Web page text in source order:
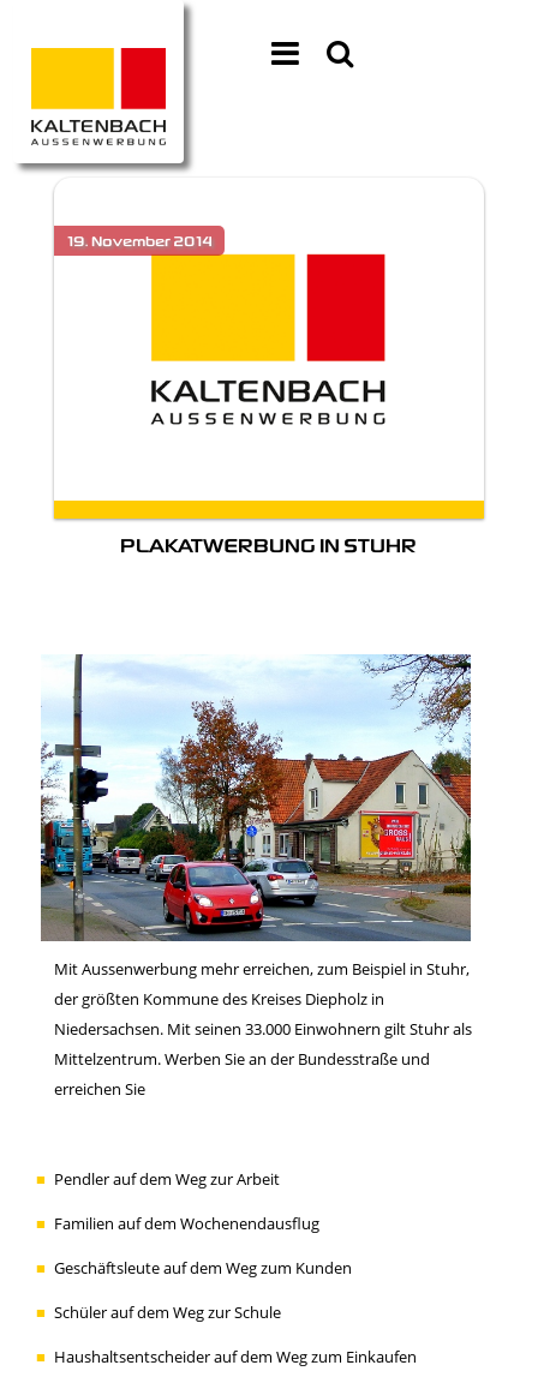
PLAKATWERBUNG IN STUHR
Mit Aussenwerbung mehr erreichen, zum Beispiel in Stuhr,
der größten Kommune des Kreises Diepholz in
Niedersachsen. Mit seinen 33.000 Einwohnern gilt Stuhr als
Mittelzentrum. Werben Sie an der Bundesstraße und
erreichen Sie
Pendler auf dem Weg zur Arbeit
Familien auf dem Wochenendausflug
Geschäftsleute auf dem Weg zum Kunden
Schüler auf dem Weg zur Schule
Haushaltsentscheider auf dem Weg zum Einkaufen